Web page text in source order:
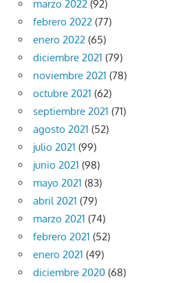
marzo 2022 (92)
febrero 2022 (77)
enero 2022 (65)
diciembre 2021 (79)
noviembre 2021 (78)
octubre 2021 (62)
septiembre 2021 (71)
agosto 2021 (52)
julio 2021 (99)
junio 2021 (98)
mayo 2021 (83)
abril 2021 (79)
marzo 2021 (74)
febrero 2021 (52)
enero 2021 (49)
diciembre 2020 (68)